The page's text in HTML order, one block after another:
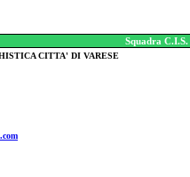
Squadra
CITTA' DI VARESE